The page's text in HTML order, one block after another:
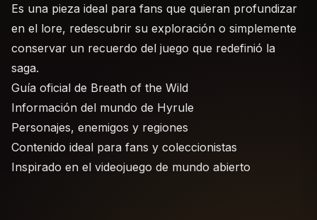
Es una pieza ideal para fans que quieran profundizar
en el lore, redescubrir su exploración o simplemente
conservar un recuerdo del juego que redefinió la
saga.
Guía oficial de Breath of the Wild
Información del mundo de Hyrule
Personajes, enemigos y regiones
Contenido ideal para fans y coleccionistas
Inspirado en el videojuego de mundo abierto